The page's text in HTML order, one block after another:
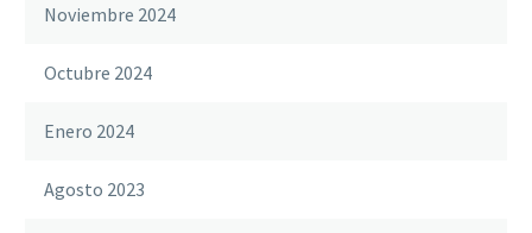
Noviembre 2024
Octubre 2024
Enero 2024
Agosto 2023